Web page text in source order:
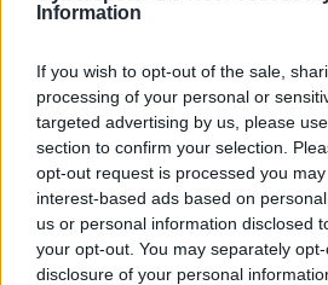
Information
If you wish to opt-out of the sale,
processing of your personal or
targeted advertising by us, please
section to confirm your selection.
opt-out request is processed you
interest-based ads based on
us or personal information disclosed
your opt-out. You may separately
disclosure of your personal
chciałbym na jakiś czas zająć się
pracujesz z tak skillowymi
musisz po prostu stworzyć
by mogli oni wykorzystać swoje
serwerze. Zdaję sobie sprawę,
względem Astralis zawsze są
być. Jesteśmy tutaj, by osiągać
zarówno gracze, organizacja, jak
byśmy mogli sprostać